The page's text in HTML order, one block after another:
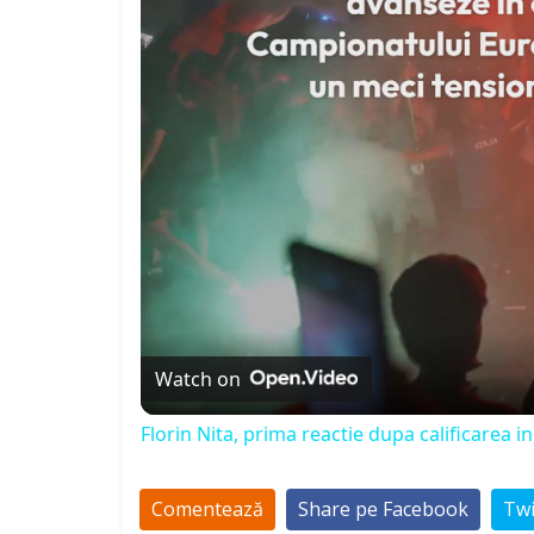
Watch on
Florin Nita, prima reactie dupa calificarea
Comentează Share pe Facebook